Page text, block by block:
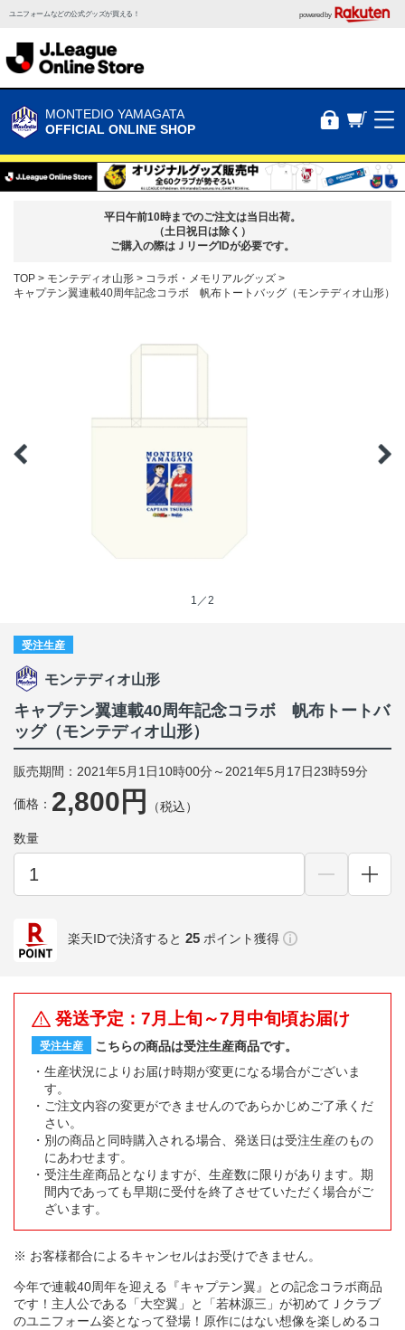
ユニフォームなどの公式グッズが買える！ powered by
MONTEDIO YAMAGATA
OFFICIAL ONLINE SHOP
平日午前10時までのご注文は当日出荷。
（土日祝日は除く）
ご購入の際はＪリーグIDが必要です。
TOP モンテディオ山形
コラボ・メモリアルグッズ
キャプテン翼連載40周年記念コラボ 帆布トートバッグ（モンテディオ山形）
1／2
受注生産
モンテディオ山形
キャプテン翼連載40周年記念コラボ 帆布トートバ
ッグ（モンテディオ山形）
販売期間：2021年5月1日10時00分～2021年5月17日23時59分
価格： 2,800円 （税込）
数量
楽天IDで決済すると 25 ポイント獲得
発送予定：7月上旬～7月中旬頃お届け
受注生産
こちらの商品は受注生産商品です。
生産状況によりお届け時期が変更になる場合がございま
す。
ご注文内容の変更ができませんのであらかじめご了承くだ
さい。
別の商品と同時購入される場合、発送日は受注生産のもの
にあわせます。
受注生産商品となりますが、生産数に限りがあります。期
間内であっても早期に受付を終了させていただく場合がご
ざいます。
※ お客様都合によるキャンセルはお受けできません。
今年で連載40周年を迎える『キャプテン翼』との記念コラボ商品
です！主人公である「大空翼」と「若林源三」が初めてＪクラブ
のユニフォーム姿となって登場！原作にはない想像を楽しめるコ